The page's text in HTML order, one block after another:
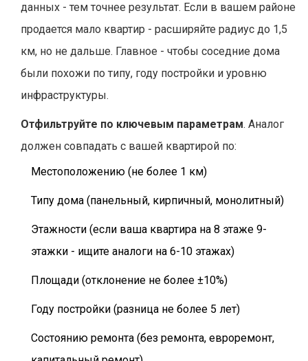
данных - тем точнее результат. Если в вашем районе
продается мало квартир - расширяйте радиус до 1,5
км, но не дальше. Главное - чтобы соседние дома
были похожи по типу, году постройки и уровню
инфраструктуры.
Отфильтруйте по ключевым параметрам. Аналог
должен совпадать с вашей квартирой по:
Местоположению (не более 1 км)
Типу дома (панельный, кирпичный, монолитный)
Этажности (если ваша квартира на 8 этаже 9-
этажки - ищите аналоги на 6-10 этажах)
Площади (отклонение не более ±10%)
Году постройки (разница не более 5 лет)
Состоянию ремонта (без ремонта, евроремонт,